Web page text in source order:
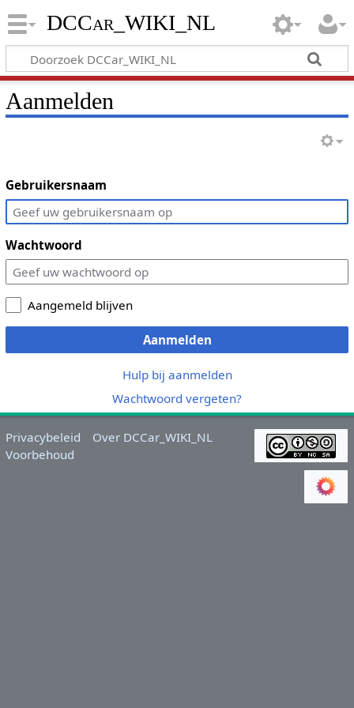
DCCar_WIKI_NL
Aanmelden
Gebruikersnaam
Wachtwoord
Aangemeld blijven
Aanmelden
Hulp bij aanmelden
Wachtwoord vergeten?
Privacybeleid
Over DCCar_WIKI_NL
Voorbehoud